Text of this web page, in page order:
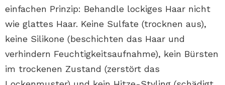
einfachen Prinzip: Behandle lockiges Haar nicht
wie glattes Haar. Keine Sulfate (trocknen aus),
keine Silikone (beschichten das Haar und
verhindern Feuchtigkeitsaufnahme), kein Bürsten
im trockenen Zustand (zerstört das